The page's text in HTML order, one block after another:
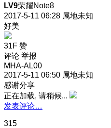
LV9荣耀Note8
2017-5-11 06:28 属地未知
好美
31F 赞
评论 举报
MHA-AL00
2017-5-11 06:50 属地未知
感谢分享
正在加载, 请稍候...
发表评论…
315